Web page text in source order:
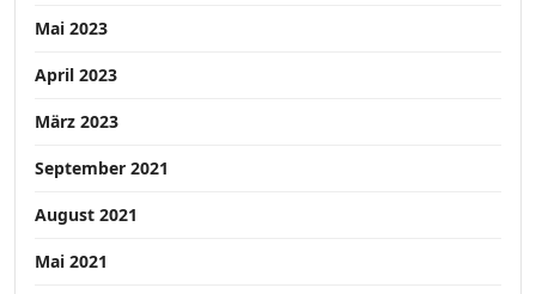
Mai 2023
April 2023
März 2023
September 2021
August 2021
Mai 2021